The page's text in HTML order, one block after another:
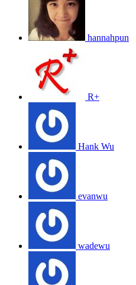
hannahpun
R+
Hank Wu
evanwu
wadewu